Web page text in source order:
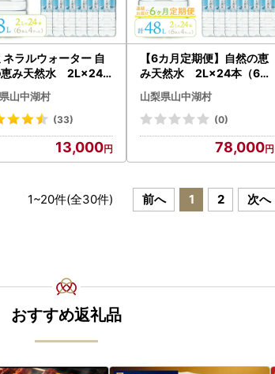
ネラルウォーター 自
恵み天然水 2L×24
6本入り4ケース）
【3営業日以内発送
ド配送】 ※沖縄・離
送不可 YX004
山中湖村
(33)
13,000
【6カ月定期便】自然の恵
み天然水 2L×24本（6本
入り4ケース） 計48L
を6カ月連続でお届け ※
沖縄・離島配送不可
山梨県山中湖村
(0)
78,000
1~20件(全30件) 前へ 1 2 次へ
おすすめ返礼品